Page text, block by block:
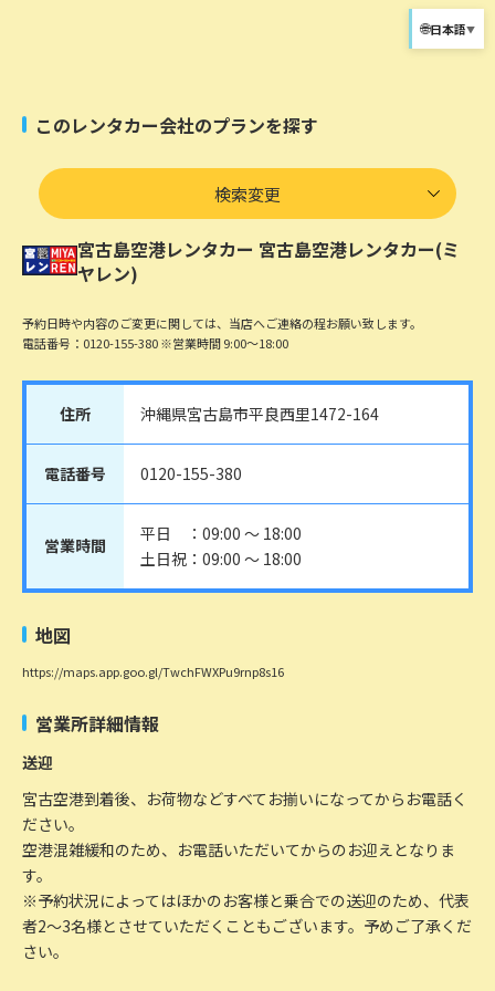
🌐日本語▼
このレンタカー会社のプランを探す
検索変更
宮古島空港レンタカー 宮古島空港レンタカー(ミ
ヤレン)
予約日時や内容のご変更に関しては、当店へご連絡の程お願い致します。
電話番号：0120-155-380 ※営業時間 9:00～18:00
住所 沖縄県宮古島市平良西里1472-164
電話番号 0120-155-380
営業時間
平日 ：09:00 ～ 18:00
土日祝：09:00 ～ 18:00
地図
https://maps.app.goo.gl/TwchFWXPu9rnp8s16
営業所詳細情報
送迎
宮古空港到着後、お荷物などすべてお揃いになってからお電話く
ださい。
空港混雑緩和のため、お電話いただいてからのお迎えとなりま
す。
※予約状況によってはほかのお客様と乗合での送迎のため、代表
者2～3名様とさせていただくこともございます。予めご了承くだ
さい。